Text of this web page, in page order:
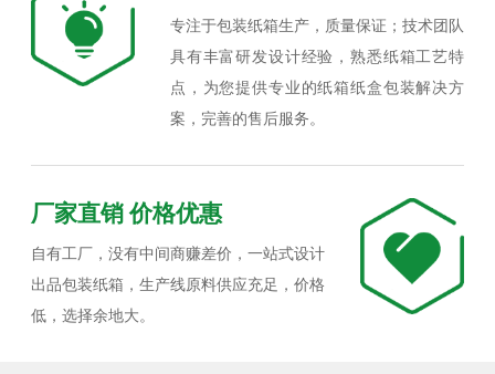
专注于包装纸箱生产，质量保证；技术团队
具有丰富研发设计经验，熟悉纸箱工艺特
点，为您提供专业的纸箱纸盒包装解决方
案，完善的售后服务。
厂家直销 价格优惠
自有工厂，没有中间商赚差价，一站式设计
出品包装纸箱，生产线原料供应充足，价格
低，选择余地大。